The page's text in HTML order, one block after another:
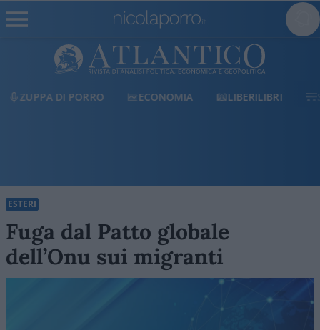
ECONOMIA LIBERILIBRI SHOP SOSTIENICI
ESTERI
Fuga dal Patto globale
dell’Onu sui migranti